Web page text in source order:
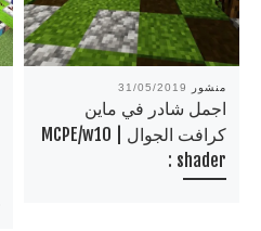
منشور 31/05/2019
اجمل شادر في ماين
كرافت الجوال | MCPE/w10
: shader